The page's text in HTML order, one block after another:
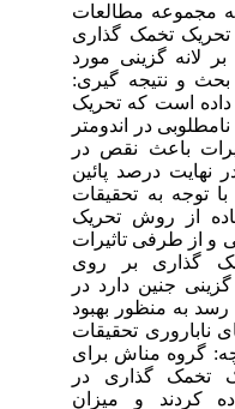
مجموعه مطالعات
تخمک گذاری
لانه گزینی مورد
و نتیجه گیری:
است که تحریک
در اندومتر
باعث نقص در
نهایت درصد پائین
توجه به تحقیقات
از روش تحریک
و از طرفی تاثیرات
گذاری بر روی
جنین دارد در
به منظور بهبود
ناباروری تحقیقات
گروه مناش برای
تخمک گذاری در
کردند و میزان